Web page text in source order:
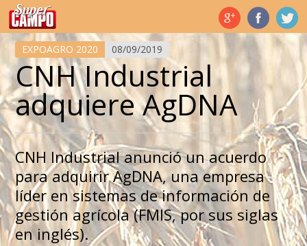
Temas de hoy
EXPOAGRO 2020 08/09/2019
CNH Industrial
adquiere AgDNA
CNH Industrial anunció un acuerdo
para adquirir AgDNA, una empresa
líder en sistemas de información de
gestión agrícola (FMIS, por sus siglas
en inglés).